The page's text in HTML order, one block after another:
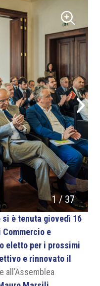
1/37
si è tenuta giovedì 16
e
eletto per i prossimi
e rinnovato il
all’Assemblea